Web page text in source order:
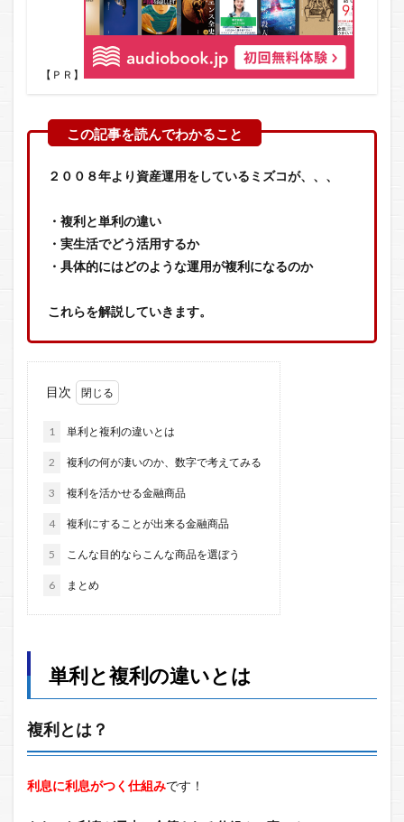
【ＰＲ】
２００８年より資産運用をしているミズコが、、、
・複利と単利の違い
・実生活でどう活用するか
・具体的にはどのような運用が複利になるのか
これらを解説していきます。
目次
1 単利と複利の違いとは
2 複利の何が凄いのか、数字で考えてみる
3 複利を活かせる金融商品
4 複利にすることが出来る金融商品
5 こんな目的ならこんな商品を選ぼう
6 まとめ
単利と複利の違いとは
複利とは？
利息に利息がつく仕組みです！